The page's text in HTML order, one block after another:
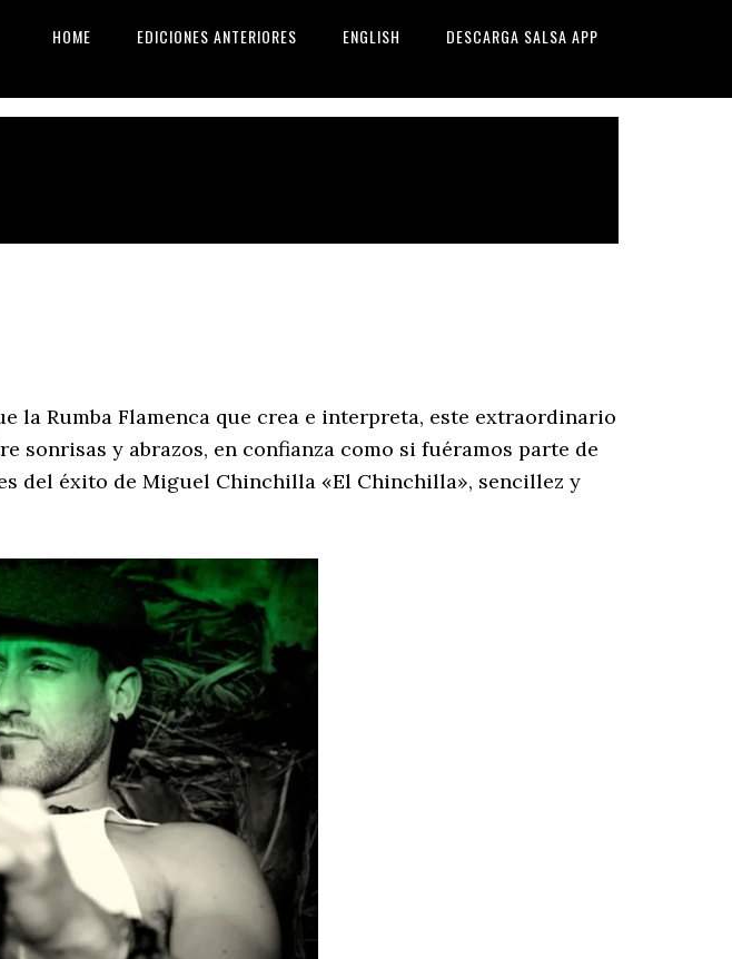
HOME EDICIONES ANTERIORES ENGLISH DESCARGA SALSA APP
Rumba Flamenca que crea e interpreta, este extraordinario
sonrisas y abrazos, en confianza como si fuéramos parte de
del éxito de Miguel Chinchilla «El Chinchilla», sencillez y